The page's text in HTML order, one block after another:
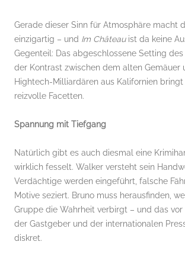
Gerade dieser Sinn für Atmosphäre macht
einzigartig – und Im Châteauist da keine
Gegenteil: Das abgeschlossene Setting des
der Kontrast zwischen dem alten Gemäuer
Hightech-Milliardären aus Kalifornien bringt
reizvolle Facetten.
Spannung mit Tiefgang
Natürlich gibt es auch diesmal eine
wirklich fesselt. Walker versteht sein
Verdächtige werden eingeführt, falsche
Motive seziert. Bruno muss herausfinden,
Gruppe die Wahrheit verbirgt – und das vor
der Gastgeber und der internationalen
diskret.